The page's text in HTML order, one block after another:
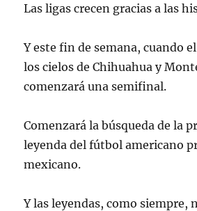
Las ligas crecen gracias a las
Y este fin de semana, cuando
los cielos de Chihuahua y
comenzará una semifinal.
Comenzará la búsqueda de la
leyenda del fútbol americano
mexicano.
Y las leyendas, como siempre,